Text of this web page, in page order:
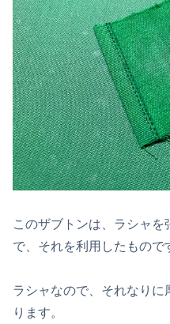
このザブトンは、ラシャ
で、それを利用したもので
ラシャなので、それなり
ります。